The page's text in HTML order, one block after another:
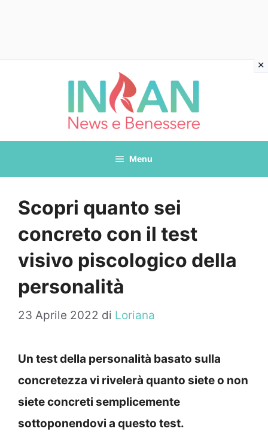
Menu
Scopri quanto sei
concreto con il test
visivo piscologico della
personalità
23 Aprile 2022 di Loriana
Un test della personalità basato sulla
concretezza vi rivelerà quanto siete o non
siete concreti semplicemente
sottoponendovi a questo test.